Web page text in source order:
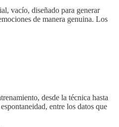
vacío, diseñado para generar
de manera genuina. Los
desde la técnica hasta
entre los datos que